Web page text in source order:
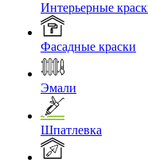
Интерьерные
Фасадные краски
Эмали
Шпатлевка